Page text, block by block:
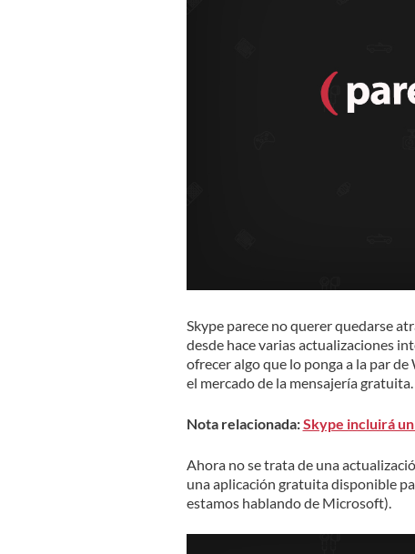
Skype parece no querer quedarse
desde hace varias actualizaciones
ofrecer algo que lo ponga a la par
el mercado de la mensajería gratuita.
Nota relacionada:Skype incluirá
Ahora no se trata de una
una aplicación gratuita disponible
estamos hablando de Microsoft).